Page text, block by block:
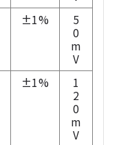
±1%
5
0
m
V
±1%
1
2
0
m
V